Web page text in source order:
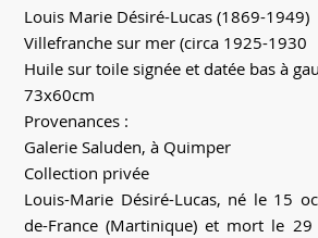
Louis Marie Désiré-Lucas (1869-1949)
Villefranche sur mer (circa 1925-1930
Huile sur toile signée et datée bas à
73x60cm
Provenances :
Galerie Saluden, à Quimper
Collection privée
Louis-Marie Désiré-Lucas, né le 15
de-France (Martinique) et mort le